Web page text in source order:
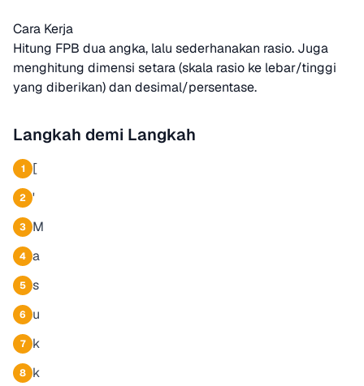
Cara Kerja
Hitung FPB dua angka, lalu sederhanakan rasio. Juga
menghitung dimensi setara (skala rasio ke lebar/tinggi
yang diberikan) dan desimal/persentase.
Langkah demi Langkah
1 [
2 '
3 M
4 a
5 s
6 u
7 k
8 k